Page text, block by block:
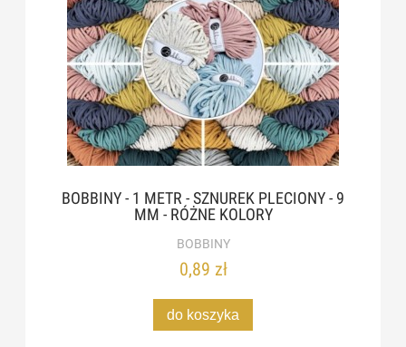
BOBBINY - 1 METR - SZNUREK PLECIONY - 9
MM - RÓŻNE KOLORY
BOBBINY
0,89 zł
do koszyka